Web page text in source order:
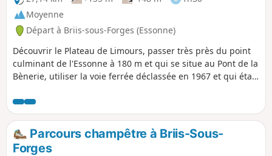
Moyenne
Départ à Briis-sous-Forges (Essonne)
Découvrir le Plateau de Limours, passer très près du point
culminant de l'Essonne à 180 m et qui se situe au Pont de la
Bènerie, utiliser la voie ferrée déclassée en 1967 et qui était
de Saint-Rémy-lès-Chevreuse à Limours en passant
notamment par Boullay-les-Troux avec la traversée du Bois
de Montabé.
Parcours champêtre à Briis-Sous-
Forges